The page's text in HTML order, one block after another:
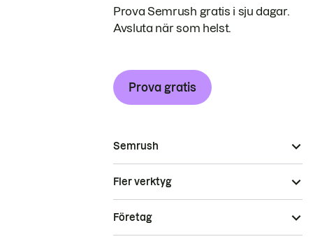
Prova Semrush gratis i sju dagar.
Avsluta när som helst.
Prova gratis
Semrush
Fler verktyg
Företag